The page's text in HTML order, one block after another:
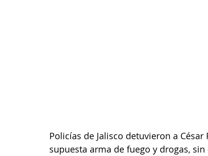
Policías de Jalisco detuvieron a
supuesta arma de fuego y drogas,